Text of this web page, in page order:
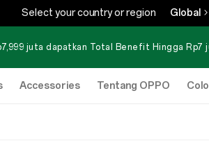
Select your country or region Global
juta dapatkan Total Benefit Hingga Rp7
Accessories Tentang OPPO